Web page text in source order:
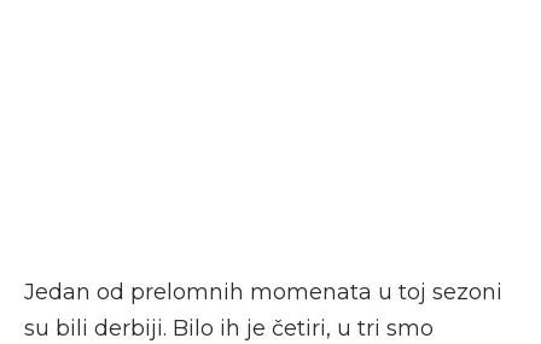
Jedan od prelomnih momenata u toj sezoni
su bili derbiji. Bilo ih je četiri, u tri smo